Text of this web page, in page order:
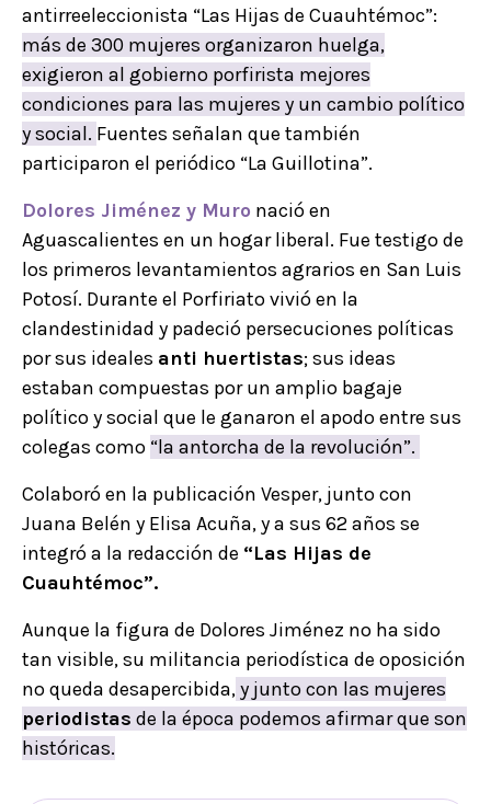
antirreeleccionista “Las Hijas de Cuauhtémoc”:
más de 300 mujeres organizaron huelga,
exigieron al gobierno porfirista mejores
condiciones para las mujeres y un cambio político
y social. Fuentes señalan que también
participaron el periódico “La Guillotina”.
Dolores Jiménez y Muro nació en
Aguascalientes en un hogar liberal. Fue testigo de
los primeros levantamientos agrarios en San Luis
Potosí. Durante el Porfiriato vivió en la
clandestinidad y padeció persecuciones políticas
por sus ideales anti huertistas; sus ideas
estaban compuestas por un amplio bagaje
político y social que le ganaron el apodo entre sus
colegas como “la antorcha de la revolución”.
Colaboró en la publicación Vesper, junto con
Juana Belén y Elisa Acuña, y a sus 62 años se
integró a la redacción de “Las Hijas de
Cuauhtémoc”.
Aunque la figura de Dolores Jiménez no ha sido
tan visible, su militancia periodística de oposición
no queda desapercibida,y junto con las mujeres
periodistas de la época podemos afirmar que son
históricas.